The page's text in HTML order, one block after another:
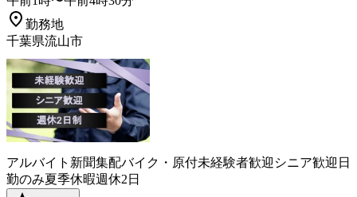
勤務地
千葉県流山市
アルバイト 新聞集配バイク・原付未経験者歓迎 シニア歓迎 日
勤のみ夏季休暇週休2日